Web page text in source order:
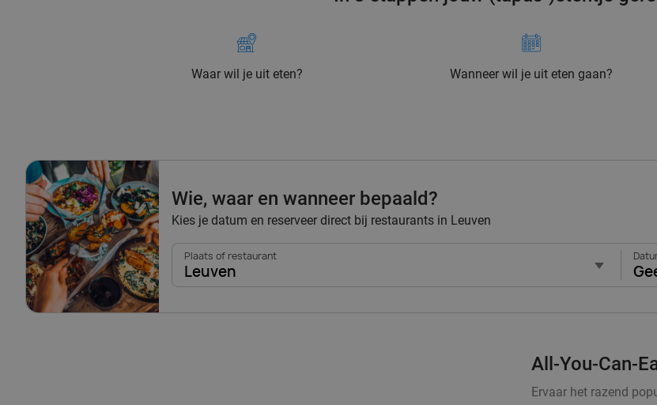
Waar wil je uit eten? Wanneer wil je uit eten gaan?
Wie, waar en wanneer bepaald?
Kies je datum en reserveer direct bij restaurants in Leuven
Plaats of restaurant
Leuven
All-You-Can-
Ervaar het razend